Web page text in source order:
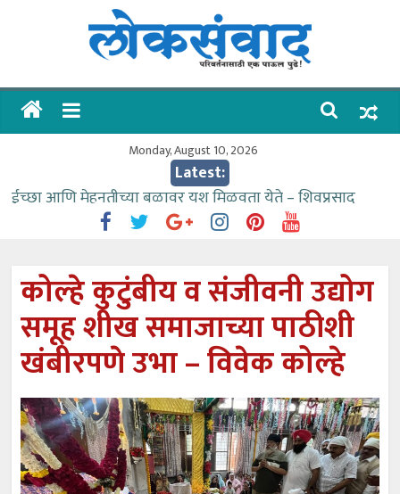
लोकसंवाद
ताज्या
Monday, August 10, 2026
Latest:
ईच्छा आणि मेहनतीच्या बळावर यश मिळवता येते – शिवप्रसाद
संजीवनीच्या विद्यार्थ्यांनी घेतली विमानतळ कार्यप्रणालीची माहिती
वाढीव निधी देण्यास पाणीपुरवठा मंत्री सकारात्मक – आ.आशुतोष
काळे
आत्मामालिक गुरूकूलाचे २२८ विद्यार्थी शिष्यवृत्तीस पात्र
कोल्हे कुटुंबीय व संजीवनी उद्योग
समूह शीख समाजाच्या पाठीशी
खंबीरपणे उभा – विवेक कोल्हे